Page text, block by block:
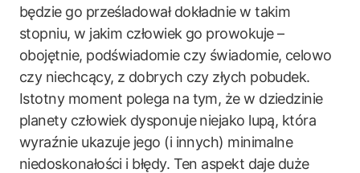
będzie go prześladował dokładnie w takim
stopniu, w jakim człowiek go prowokuje –
obojętnie, podświadomie czy świadomie, celowo
czy niechcący, z dobrych czy złych pobudek.
Istotny moment polega na tym, że w dziedzinie
planety człowiek dysponuje niejako lupą, która
wyraźnie ukazuje jego (i innych) minimalne
niedoskonałości i błędy. Ten aspekt daje duże